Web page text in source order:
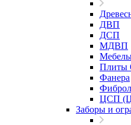
ДВП
ДСП
МДВП
Плиты
Фанера
ЦСП
Заборы и